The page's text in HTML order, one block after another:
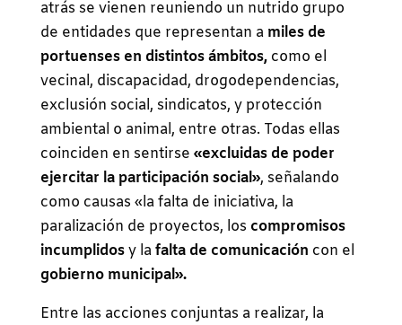
atrás se vienen reuniendo un nutrido grupo
de entidades que representan a miles de
portuenses en distintos ámbitos,como el
vecinal, discapacidad, drogodependencias,
exclusión social, sindicatos, y protección
ambiental o animal, entre otras. Todas ellas
coinciden en sentirse «excluidas de poder
ejercitar la participación social», señalando
como causas «la falta de iniciativa, la
paralización de proyectos, los compromisos
incumplidosy lafalta de comunicación con el
gobierno municipal».
Entre las acciones conjuntas a realizar, la